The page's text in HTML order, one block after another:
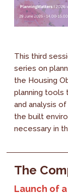
This third
series on
the Housing
planning tools
and analysis
the built
necessary in
The
Launch of